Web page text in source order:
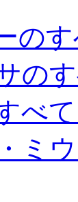
の
の
べ
ミ